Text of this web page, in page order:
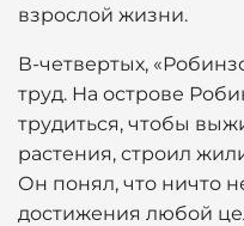
взрослой жизни.
В-четвертых,
труд. На острове
трудиться, чтобы
растения, строил
Он понял, что ничто
достижения любой